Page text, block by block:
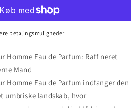
betalingsmuligheder
Homme Eau de Parfum: Raffineret
Mand
Homme Eau de Parfum indfanger den
umbriske landskab, hvor